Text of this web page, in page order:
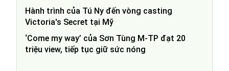
Hành trình của Tú Ny đến vòng casting
Victoria's Secret tại Mỹ
‘Come my way’ của Sơn Tùng M-TP đạt 20
triệu view, tiếp tục giữ sức nóng